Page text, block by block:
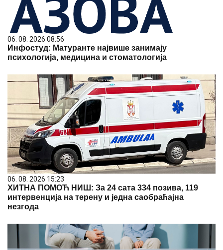
06. 08. 2026 08:56
Инфостуд: Матуранте највише занимају
психологија, медицина и стоматологија
06. 08. 2026 15:23
ХИТНА ПОМОЋ НИШ: За 24 сата 334 позива, 119
интервенција на терену и једна саобраћајна
незгода